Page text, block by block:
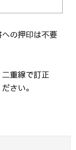
の押印は不要
重線で訂正
さい。